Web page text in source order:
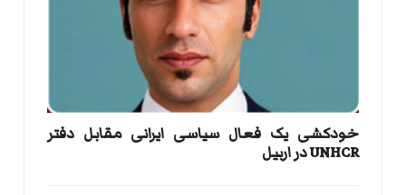
خودکشی یک فعال سیاسی ایرانی مقابل دفتر
UNHCR در اربیل